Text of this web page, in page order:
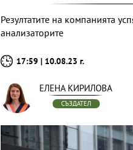
Резултатите на компанията
анализаторите
17:59 | 10.08.23 г.
ЕЛЕНА КИРИЛОВА
СЪЗДАТЕЛ